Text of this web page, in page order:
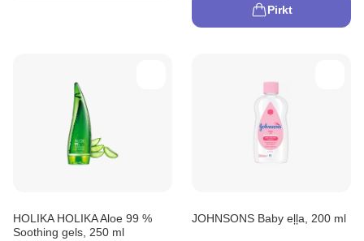
Pirkt
HOLIKA HOLIKA Aloe 99 %
Soothing gels, 250 ml
JOHNSONS Baby eļļa, 200 ml